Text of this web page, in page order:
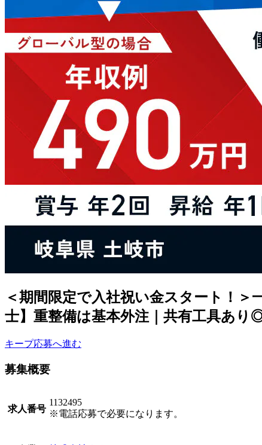
＜期間限定で入社祝い金スタート！＞
士】重整備は基本外注｜共有工具あり
キープ応募へ進む
募集概要
求人番号
1132495
※電話応募で必要になります。